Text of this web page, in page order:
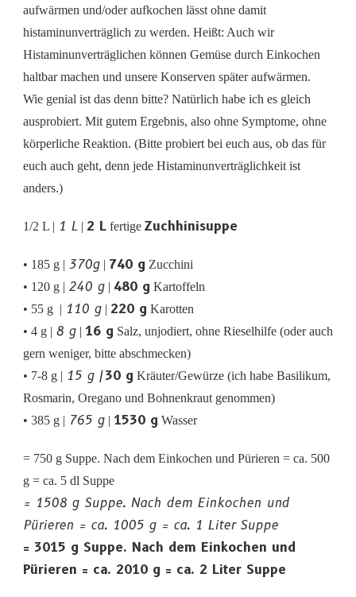
SUPPEN
aufwärmen und/oder aufkochen lässt ohne damit
histaminunverträglich zu werden. Heißt: Auch wir
Histaminunverträglichen können Gemüse durch Einkochen
haltbar machen und unsere Konserven später aufwärmen.
Wie genial ist das denn bitte? Natürlich habe ich es gleich
ausprobiert. Mit gutem Ergebnis, also ohne Symptome, ohne
körperliche Reaktion. (Bitte probiert bei euch aus, ob das für
euch auch geht, denn jede Histaminunverträglichkeit ist
anders.)
1/2 L | 1 L | 2 L fertige Zuchhinisuppe
• 185 g | 370g | 740 g Zucchini
• 120 g | 240 g | 480 g Kartoffeln
• 55 g | 110 g | 220 g Karotten
• 4 g | 8 g | 16 g Salz, unjodiert, ohne Rieselhilfe (oder auch
gern weniger, bitte abschmecken)
• 7-8 g | 15 g | 30 g Kräuter/Gewürze (ich habe Basilikum,
Rosmarin, Oregano und Bohnenkraut genommen)
• 385 g | 765 g | 1530 g Wasser
= 750 g Suppe. Nach dem Einkochen und Pürieren = ca. 500
g = ca. 5 dl Suppe
= 1508 g Suppe. Nach dem Einkochen und
Pürieren = ca. 1005 g = ca. 1 Liter Suppe
= 3015 g Suppe. Nach dem Einkochen und
Pürieren = ca. 2010 g = ca. 2 Liter Suppe